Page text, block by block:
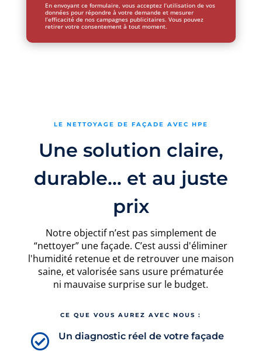
En envoyant ce formulaire, vous acceptez l’utilisation de vos
données pour répondre à votre demande et mesurer
l’efficacité de nos campagnes publicitaires. Vous pouvez
retirer votre consentement à tout moment.
LE NETTOYAGE DE FAÇADE AVEC HPE
Une solution claire,
durable... et au juste
prix
Notre objectif n’est pas simplement de
“nettoyer” une façade. C’est aussi d'éliminer
l'humidité retenue et de retrouver une maison
saine, et valorisée sans usure prématurée
ni mauvaise surprise sur le budget.
CE QUE VOUS AUREZ AVEC NOUS :
 Un diagnostic réel de votre façade